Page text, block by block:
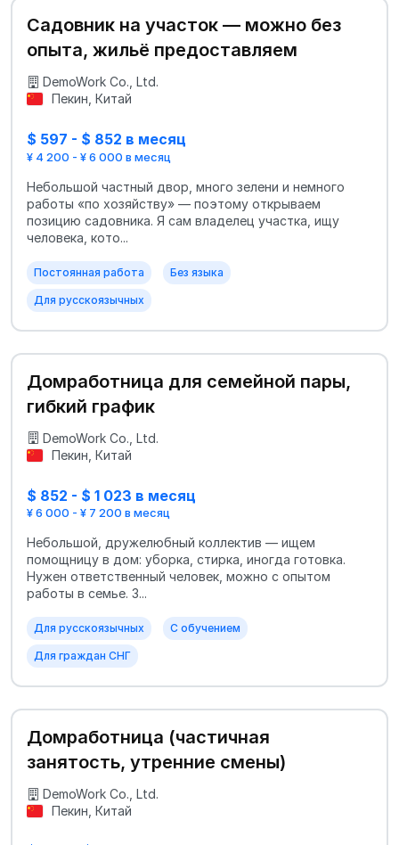
Садовник на участок — можно без
опыта, жильё предоставляем
DemoWork Co., Ltd.
Пекин, Китай
$ 597 - $ 852 в месяц
¥ 4 200 - ¥ 6 000 в месяц
Небольшой частный двор, много зелени и немного
работы «по хозяйству» — поэтому открываем
позицию садовника. Я сам владелец участка, ищу
человека, кото...
Постоянная работа Без языка
Для русскоязычных
Домработница для семейной пары,
гибкий график
DemoWork Co., Ltd.
Пекин, Китай
$ 852 - $ 1 023 в месяц
¥ 6 000 - ¥ 7 200 в месяц
Небольшой, дружелюбный коллектив — ищем
помощницу в дом: уборка, стирка, иногда готовка.
Нужен ответственный человек, можно с опытом
работы в семье. З...
Для русскоязычных С обучением
Для граждан СНГ
Домработница (частичная
занятость, утренние смены)
DemoWork Co., Ltd.
Пекин, Китай